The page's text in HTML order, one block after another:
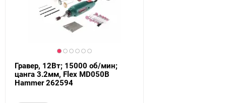
Гравер, 12Вт; 15000 об/мин;
цанга 3.2мм, Flex MD050B
Hammer 262594